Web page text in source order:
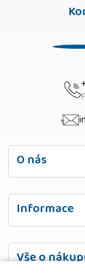
O nás
Kontaktujte nás
Zásady ochrany
Informace
Návod na praní
Vše o